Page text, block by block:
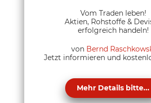
Vom Traden leben!
Aktien, Rohstoffe &
erfolgreich handeln!
von Bernd
Jetzt informieren und
Mehr Details bitte...